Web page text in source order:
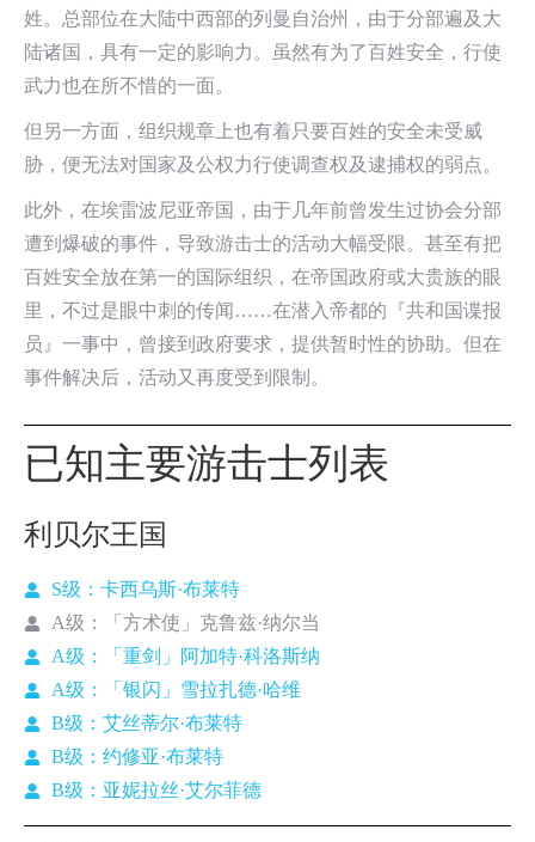
姓。总部位在大陆中西部的列曼自治州，由于分部遍及大
陆诸国，具有一定的影响力。虽然有为了百姓安全，行使
武力也在所不惜的一面。
但另一方面，组织规章上也有着只要百姓的安全未受威
胁，便无法对国家及公权力行使调查权及逮捕权的弱点。
此外，在埃雷波尼亚帝国，由于几年前曾发生过协会分部
遭到爆破的事件，导致游击士的活动大幅受限。甚至有把
百姓安全放在第一的国际组织，在帝国政府或大贵族的眼
里，不过是眼中刺的传闻……在潜入帝都的『共和国谍报
员』一事中，曾接到政府要求，提供暂时性的协助。但在
事件解决后，活动又再度受到限制。
已知主要游击士列表
利贝尔王国
S级：卡西乌斯·布莱特
A级：「方术使」克鲁兹·纳尔当
A级：「重剑」阿加特·科洛斯纳
A级：「银闪」雪拉扎德·哈维
B级：艾丝蒂尔·布莱特
B级：约修亚·布莱特
B级：亚妮拉丝·艾尔菲德